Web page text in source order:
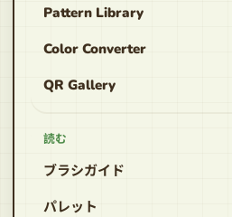
Pattern Library
Color Converter
QR Gallery
読む
ブラシガイド
パレット